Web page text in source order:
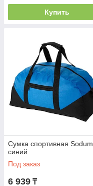
Купить
Сумка спортивная Sodum,
синий
Под заказ
6 939 ₸